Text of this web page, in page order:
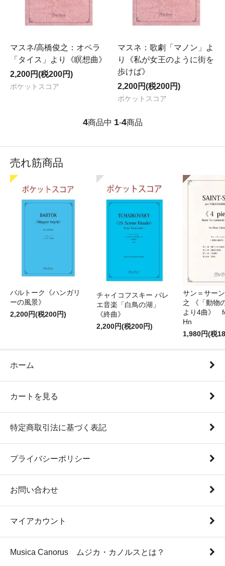
マスネ/高橋俊之：オペラ
「タイス」より《瞑想曲》
2,200円(税200円)
ポケットスコア
マスネ：歌劇「マノン」よ
り《私が女王のように街を
歩けば》
2,200円(税200円)
ポケットスコア
4商品中 1-4商品
売れ筋商品
バルトーク《ハンガリ
ーの風景》
2,200円(税200円)
チャイコフスキー バレ
エ音楽「白鳥の湖」
《終曲》
2,200円(税200円)
サン＝サー
之 《「動物
より4曲》
Hn
1,980円(税
ホーム
カートを見る
特定商取引法に基づく表記
プライバシーポリシー
お問い合わせ
マイアカウント
Musica Canorus ムジカ・カノルスとは？